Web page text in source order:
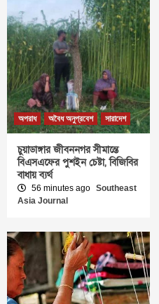
অপরাধ অবৈধ অনুপ্রবেশ সারাদেশ
চুয়াডাঙ্গার জীবননগর সীমান্তে
বিএসএফের পুশইন চেষ্টা, বিজিবির
বাধায় ব্যর্থ
56 minutes ago Southeast
Asia Journal